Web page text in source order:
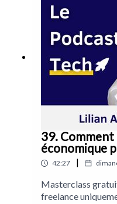
https://github.com/
https://
Suivez-moi sur les
Youtube :https://bit.ly/
LinkedIn :https://bit.ly/
Instagram :https://bit.ly/
39.
économique
42:27 |
Masterclass
freelance